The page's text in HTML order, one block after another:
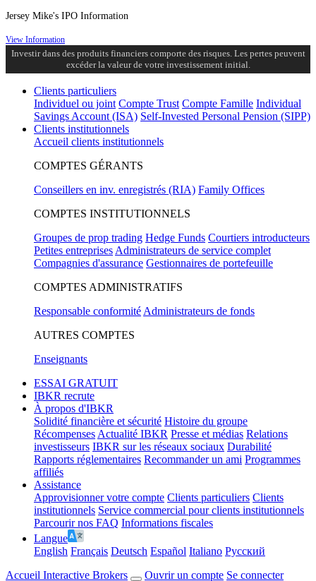
Jersey Mike's IPO Information
View Information
Investir dans des produits financiers comporte des risques. Les pertes peuvent
excéder la valeur de votre investissement initial.
Clients particuliers
Individuel ou joint Compte Trust Compte Famille Individual
Savings Account (ISA) Self-Invested Personal Pension (SIPP)
Clients institutionnels
Accueil clients institutionnels
COMPTES GÉRANTS
Conseillers en inv. enregistrés (RIA) Family Offices
COMPTES INSTITUTIONNELS
Groupes de prop trading Hedge Funds Courtiers introducteurs
Petites entreprises Administrateurs de service complet
Compagnies d'assurance Gestionnaires de portefeuille
COMPTES ADMINISTRATIFS
Responsable conformité Administrateurs de fonds
AUTRES COMPTES
Enseignants
ESSAI GRATUIT
IBKR recrute
À propos d'IBKR
Solidité financière et sécurité Histoire du groupe
Récompenses Actualité IBKR Presse et médias Relations
investisseurs IBKR sur les réseaux sociaux Durabilité
Rapports réglementaires Recommander un ami Programmes
affiliés
Assistance
Approvisionner votre compte Clients particuliers Clients
institutionnels Service commercial pour clients institutionnels
Parcourir nos FAQ Informations fiscales
Langue
English Français Deutsch Español Italiano Pусский
Accueil Interactive Brokers
Ouvrir un compte Se connecter